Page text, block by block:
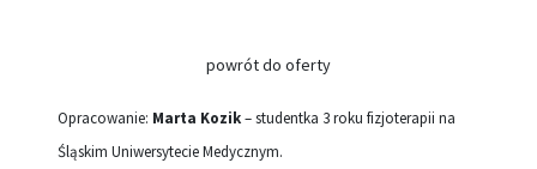
powrót do oferty
Opracowanie: Marta Kozik– studentka 3 roku fizjoterapii na
Śląskim Uniwersytecie Medycznym.